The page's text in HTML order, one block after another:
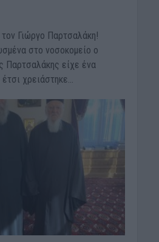
Γιώργο Παρτσαλάκη!
στο νοσοκομείο ο
Παρτσαλάκης είχε ένα
χρειάστηκε...